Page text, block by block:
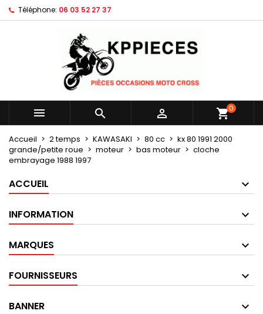
Téléphone: 06 03 52 27 37
   shopping_cart0
Accueil 2 temps KAWASAKI 80 cc
kx 80 1991 2000
grande/petite roue
moteur bas moteur
cloche
embrayage 1988 1997
ACCUEIL
INFORMATION
MARQUES
FOURNISSEURS
BANNER
Mes listes d'envies ×
Créer une nouvelle liste
Créer une liste d'envies ×
Nom de la liste d'envies
Annuler Créer une liste d'envies
Connexion ×
Vous devez être connecté pour ajouter des produits
à votre liste d'envies.
Annuler Connexion